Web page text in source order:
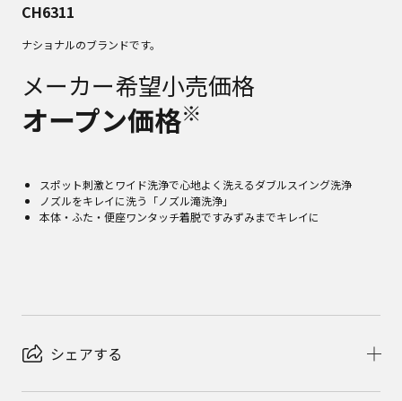
CH6311
ナショナルのブランドです。
メーカー希望小売価格
オープン価格※
スポット刺激とワイド洗浄で心地よく洗えるダブルスイング洗浄
ノズルをキレイに洗う「ノズル滝洗浄」
本体・ふた・便座ワンタッチ着脱ですみずみまでキレイに
シェアする